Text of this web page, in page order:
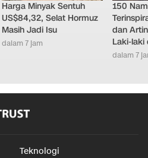
Harga Minyak Sentuh
US$84,32, Selat Hormuz
Masih Jadi Isu
dalam 7 jam
150
dan
Laki-laki
dalam 7
Teknologi